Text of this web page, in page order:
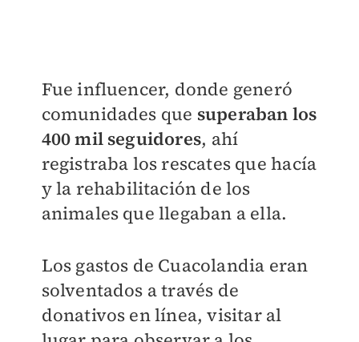
Fue influencer, donde generó
comunidades que superaban los
400 mil seguidores, ahí
registraba los rescates que hacía
y la rehabilitación de los
animales que llegaban a ella.
Los gastos de Cuacolandia eran
solventados a través de
donativos en línea, visitar al